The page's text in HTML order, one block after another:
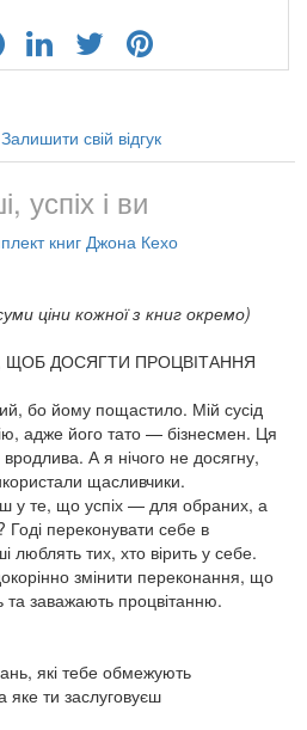
Залишити свій відгук
успіх і ви
книг Джона Кехо
ціни кожної з книг окремо)
ЩОБ ДОСЯГТИ ПРОЦВІТАННЯ
бо йому пощастило. Мій сусід
адже його тато — бізнесмен. Ця
А я нічого не досягну,
щасливчики.
у те, що успіх — для обраних, а
переконувати себе в
люблять тих, хто вірить у себе.
змінити переконання, що
та заважають процвітанню.
які тебе обмежують
яке ти заслуговуєш